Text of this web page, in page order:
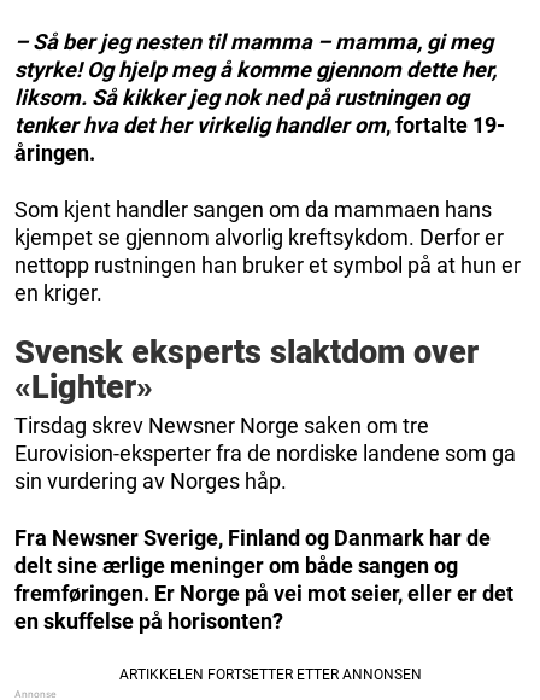
– Så ber jeg nesten til mamma – mamma, gi meg
styrke! Og hjelp meg å komme gjennom dette her,
liksom. Så kikker jeg nok ned på rustningen og
tenker hva det her virkelig handler om, fortalte 19-
åringen.
Som kjent handler sangen om da mammaen hans
kjempet se gjennom alvorlig kreftsykdom. Derfor er
nettopp rustningen han bruker et symbol på at hun er
en kriger.
Svensk eksperts slaktdom over
«Lighter»
Tirsdag skrev Newsner Norge saken om tre
Eurovision-eksperter fra de nordiske landene som ga
sin vurdering av Norges håp.
Fra Newsner Sverige, Finland og Danmark har de
delt sine ærlige meninger om både sangen og
fremføringen. Er Norge på vei mot seier, eller er det
en skuffelse på horisonten?